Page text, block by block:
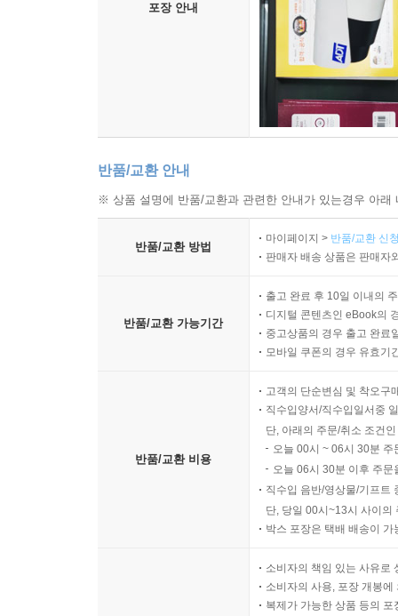
포장 안내
반품/교환 안내
※ 상품 설명에 반품/교환과 관련한 안내가 있는경우 아
반품/교환 방법
마이페이지 > 반품/교환 신
판매자 배송 상품은 판매자
반품/교환 가능기간
출고 완료 후 10일 이내의
디지털 콘텐츠인 eBook의
중고상품의 경우 출고 완료
모바일 쿠폰의 경우 유효기
반품/교환 비용
고객의 단순변심 및 착오구
직수입양서/직수입일서중
단, 아래의 주문/취소 조건
오늘 00시 ~ 06시 30분
오늘 06시 30분 이후 주
직수입 음반/영상물/기프트
단, 당일 00시~13시 사이의
박스 포장은 택배 배송이
소비자의 책임 있는 사유로
소비자의 사용, 포장 개봉
복제가 가능한 상품 등의